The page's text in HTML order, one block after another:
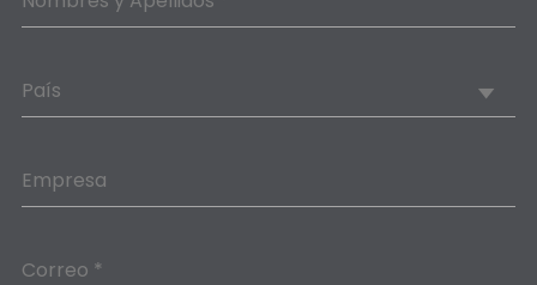
País
Empresa
Correo *